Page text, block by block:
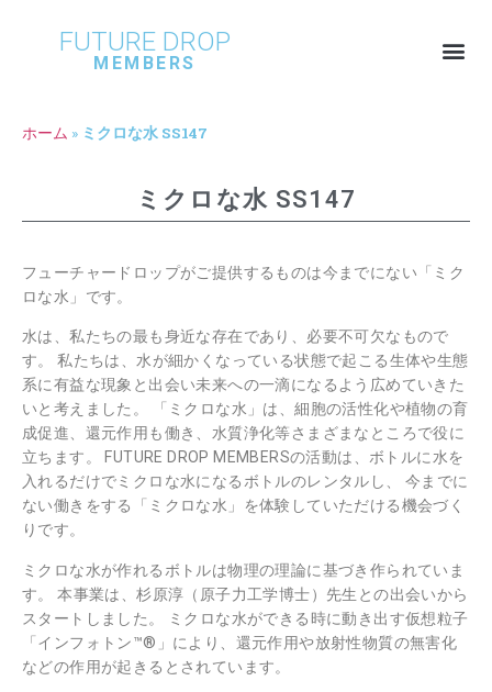
FUTURE DROP
MEMBERS
ホーム » ミクロな水 SS147
ミクロな水 SS147
フューチャードロップがご提供するものは今までにない「ミク
ロな水」です。
水は、私たちの最も身近な存在であり、必要不可欠なもので
す。 私たちは、水が細かくなっている状態で起こる生体や生態
系に有益な現象と出会い未来への一滴になるよう広めていきた
いと考えました。 「ミクロな水」は、細胞の活性化や植物の育
成促進、還元作用も働き、水質浄化等さまざまなところで役に
立ちます。 FUTURE DROP MEMBERSの活動は、ボトルに水を
入れるだけでミクロな水になるボトルのレンタルし、 今までに
ない働きをする「ミクロな水」を体験していただける機会づく
りです。
ミクロな水が作れるボトルは物理の理論に基づき作られていま
す。 本事業は、杉原淳（原子力工学博士）先生との出会いから
スタートしました。 ミクロな水ができる時に動き出す仮想粒子
「インフォトン™®」により、還元作用や放射性物質の無害化
などの作用が起きるとされています。